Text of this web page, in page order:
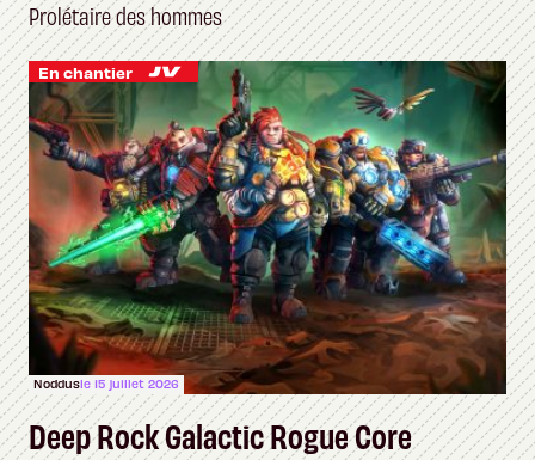
Prolétaire des hommes
En chantier
Noddusle 15 juillet 2026
Deep Rock Galactic Rogue Core